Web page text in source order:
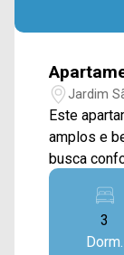
Jardim
Este
amplos e
busca
localização. O imóvel conta com ampla sala de
estar e
um
amigos. A cozinha é toda planejada, equipada
3
Dorm.